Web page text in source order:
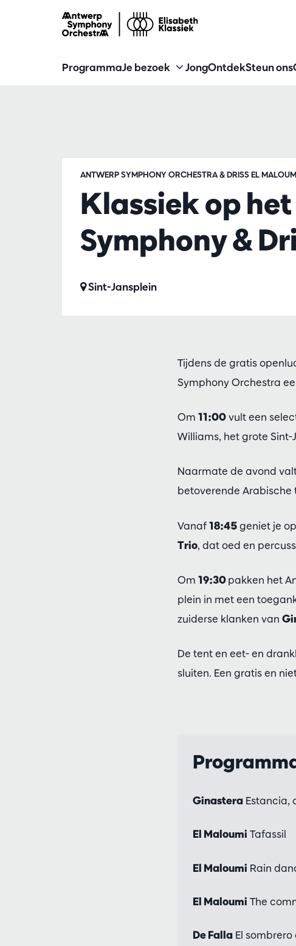
ProgrammaJe bezoek JongOntdekSteun ons
Klassiek op
Symphony &
ANTWERP SYMPHONY ORCHESTRA & DRISS EL
Sint-Jansplein
Tijdens de gratis
Symphony Orchestra
Om 11:00vult een
Williams, het grote Sint-
Naarmate de avond
betoverende Arabische
Vanaf18:45geniet je
Trio, dat oed en
Om 19:30pakken het
plein in met een
zuiderse klanken van
De tent en eet- en
sluiten. Een gratis en
Ginastera Estancia,
El Maloumi Tafassil
El Maloumi Rain
El Maloumi The
De Falla El